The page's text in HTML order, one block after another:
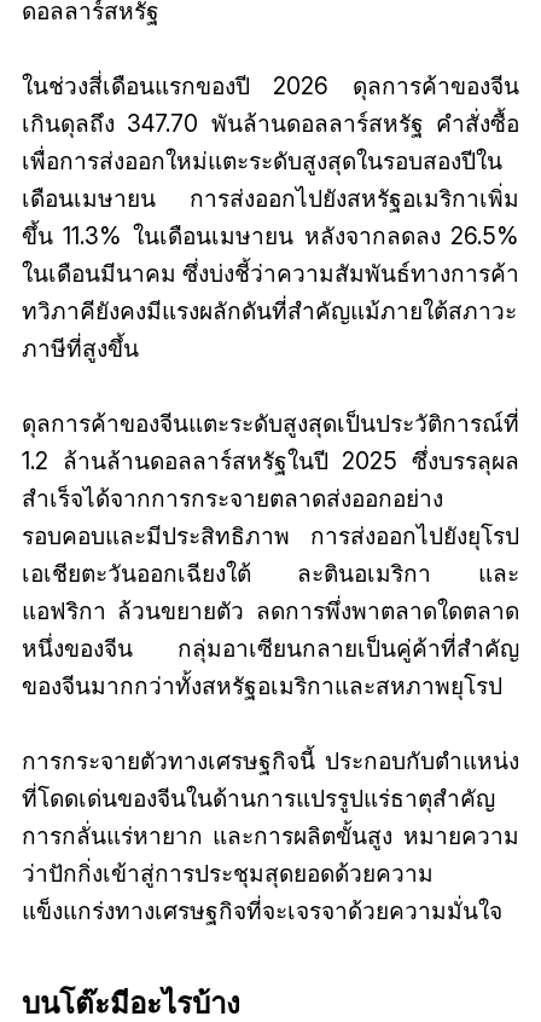
ดอลลาร์สหรัฐ
ในช่วงสี่เดือนแรกของปี 2026 ดุลการค้าของจีน
เกินดุลถึง 347.70 พันล้านดอลลาร์สหรัฐ คำสั่งซื้อ
เพื่อการส่งออกใหม่แตะระดับสูงสุดในรอบสองปีใน
เดือนเมษายน การส่งออกไปยังสหรัฐอเมริกาเพิ่ม
ขึ้น 11.3% ในเดือนเมษายน หลังจากลดลง 26.5%
ในเดือนมีนาคม ซึ่งบ่งชี้ว่าความสัมพันธ์ทางการค้า
ทวิภาคียังคงมีแรงผลักดันที่สำคัญแม้ภายใต้สภาวะ
ภาษีที่สูงขึ้น
ดุลการค้าของจีนแตะระดับสูงสุดเป็นประวัติการณ์ที่
1.2 ล้านล้านดอลลาร์สหรัฐในปี 2025 ซึ่งบรรลุผล
สำเร็จได้จากการกระจายตลาดส่งออกอย่าง
รอบคอบและมีประสิทธิภาพ การส่งออกไปยังยุโรป
เอเชียตะวันออกเฉียงใต้ ละตินอเมริกา และ
แอฟริกา ล้วนขยายตัว ลดการพึ่งพาตลาดใดตลาด
หนึ่งของจีน กลุ่มอาเซียนกลายเป็นคู่ค้าที่สำคัญ
ของจีนมากกว่าทั้งสหรัฐอเมริกาและสหภาพยุโรป
การกระจายตัวทางเศรษฐกิจนี้ ประกอบกับตำแหน่ง
ที่โดดเด่นของจีนในด้านการแปรรูปแร่ธาตุสำคัญ
การกลั่นแร่หายาก และการผลิตขั้นสูง หมายความ
ว่าปักกิ่งเข้าสู่การประชุมสุดยอดด้วยความ
แข็งแกร่งทางเศรษฐกิจที่จะเจรจาด้วยความมั่นใจ
บนโต๊ะมีอะไรบ้าง